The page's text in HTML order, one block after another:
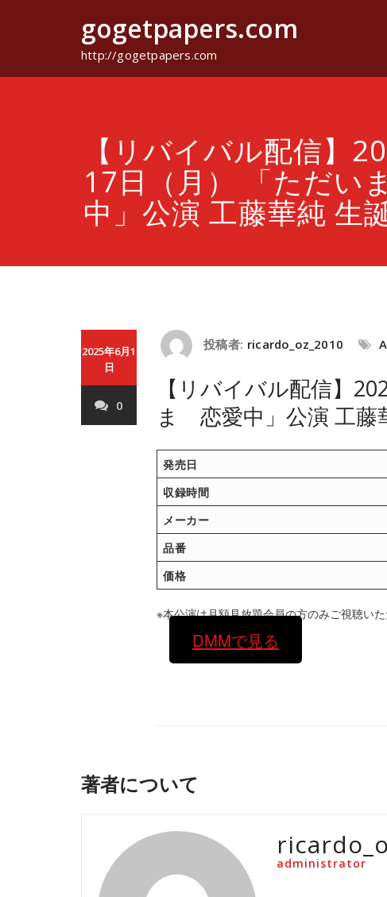
gogetpapers.com
http://gogetpapers.com
【リバイバル配信】
17日（月） 「ただ
中」公演 工藤華純 生
2025年6月1
日
0
投稿者: ricardo_oz_2010
【リバイバル配信】
ま 恋愛中」公演 工藤
発売日
収録時間
メーカー
品番
価格
※本公演は月額見放題会員の方のみご視聴い
DMMで見る
著者について
administrator